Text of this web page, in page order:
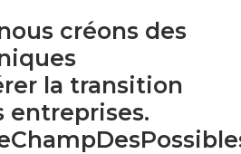
créons des
la transition
entreprises.